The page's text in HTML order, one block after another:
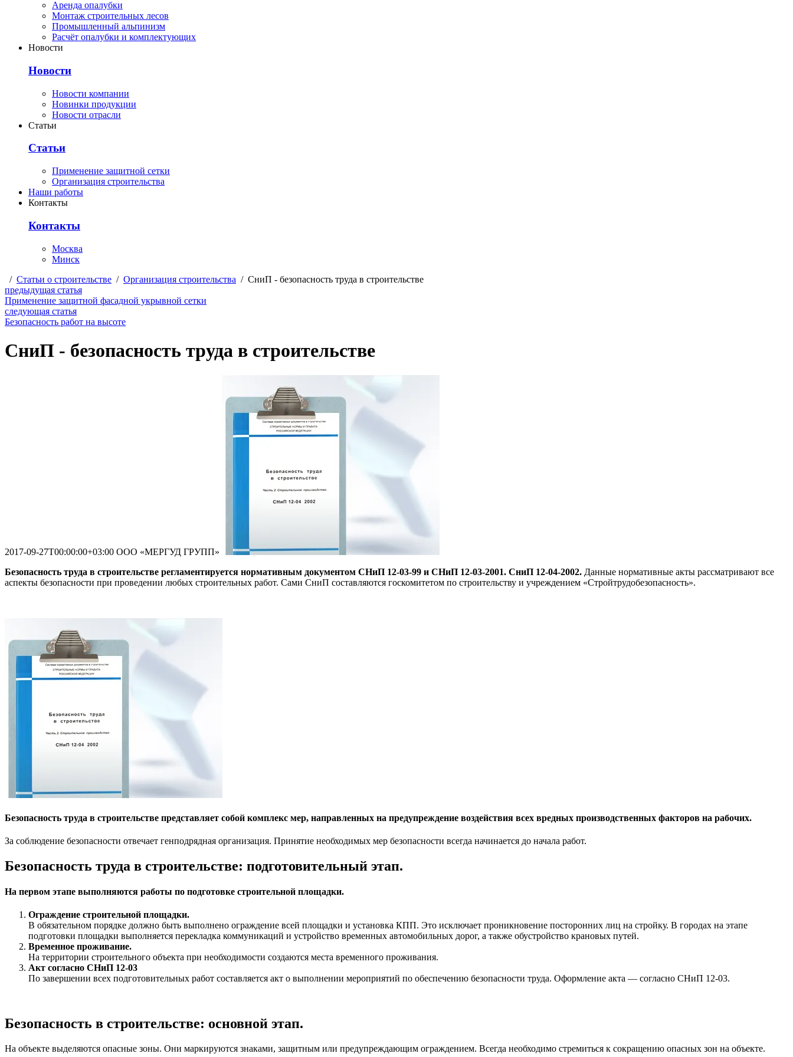
Аренда опалубки
Монтаж строительных лесов
Промышленный альпинизм
Расчёт опалубки и комплектующих
Новости
Новости
Новости компании
Новинки продукции
Новости отрасли
Статьи
Статьи
Применение защитной сетки
Организация строительства
Наши работы
Контакты
Контакты
Москва
Минск
/ Статьи о строительстве / Организация строительства / СниП - безопасность труда в строительстве
предыдущая статья
Применение защитной фасадной укрывной сетки
следующая статья
Безопасность работ на высоте
СниП - безопасность труда в строительстве
2017-09-27T00:00:00+03:00 ООО «МЕРГУД ГРУПП»
Безопасность труда в строительстве регламентируется нормативным документом СНиП 12-03-99 и СНиП 12-03-2001. СниП 12-04-2002. Данные нормативные акты рассматривают все
аспекты безопасности при проведении любых строительных работ. Сами СниП составляются госкомитетом по строительству и учреждением «Стройтрудобезопасность».
Безопасность труда в строительстве представляет собой комплекс мер, направленных на предупреждение воздействия всех вредных производственных факторов на рабочих.
За соблюдение безопасности отвечает генподрядная организация. Принятие необходимых мер безопасности всегда начинается до начала работ.
Безопасность труда в строительстве: подготовительный этап.
На первом этапе выполняются работы по подготовке строительной площадки.
Ограждение строительной площадки.
В обязательном порядке должно быть выполнено ограждение всей площадки и установка КПП. Это исключает проникновение посторонних лиц на стройку. В городах на этапе
подготовки площадки выполняется перекладка коммуникаций и устройство временных автомобильных дорог, а также обустройство крановых путей.
Временное проживание.
На территории строительного объекта при необходимости создаются места временного проживания.
Акт согласно СНиП 12-03
По завершении всех подготовительных работ составляется акт о выполнении мероприятий по обеспечению безопасности труда. Оформление акта — согласно СНиП 12-03.
Безопасность в строительстве: основной этап.
На объекте выделяются опасные зоны. Они маркируются знаками, защитным или предупреждающим ограждением. Всегда необходимо стремиться к сокращению опасных зон на объекте.